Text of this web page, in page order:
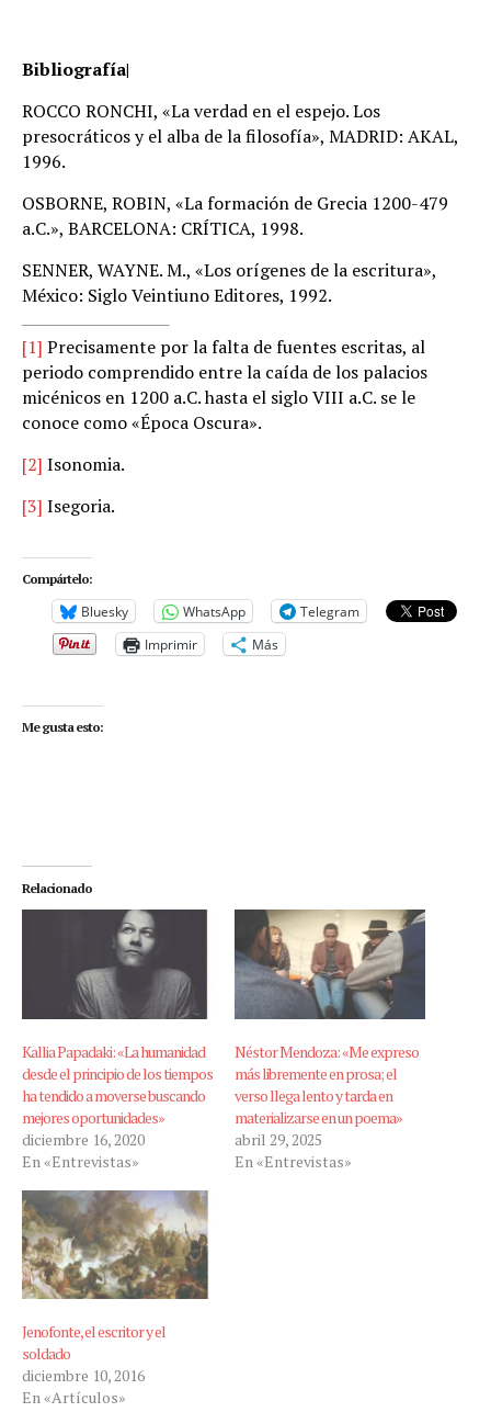
Bibliografía|
ROCCO RONCHI, «La verdad en el espejo. Los
presocráticos y el alba de la filosofía», MADRID: AKAL,
1996.
OSBORNE, ROBIN, «La formación de Grecia 1200-479
a.C.», BARCELONA: CRÍTICA, 1998.
SENNER, WAYNE. M., «Los orígenes de la escritura»,
México: Siglo Veintiuno Editores, 1992.
[1] Precisamente por la falta de fuentes escritas, al
periodo comprendido entre la caída de los palacios
micénicos en 1200 a.C. hasta el siglo VIII a.C. se le
conoce como «Época Oscura».
[2] Isonomia.
[3] Isegoria.
Compártelo:
Bluesky WhatsApp
Telegram
Imprimir
Más
Me gusta esto:
Relacionado
Kallia Papadaki: «La humanidad
desde el principio de los tiempos
ha tendido a moverse buscando
mejores oportunidades»
diciembre 16, 2020
En «Entrevistas»
Néstor Mendoza: «Me expreso
más libremente en prosa; el
verso llega lento y tarda en
materializarse en un poema»
abril 29, 2025
En «Entrevistas»
Jenofonte, el escritor y el
soldado
diciembre 10, 2016
En «Artículos»